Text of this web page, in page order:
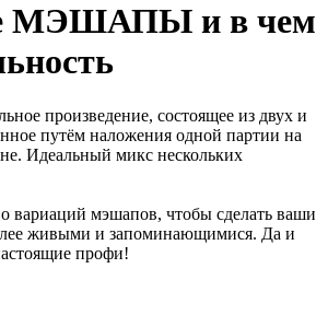
МЭШАПЫ и в чем
произведение, состоящее из двух и
путём наложения одной партии на
Идеальный микс нескольких
вариаций мэшапов, чтобы сделать ваши
живыми и запоминающимися. Да и
профи!